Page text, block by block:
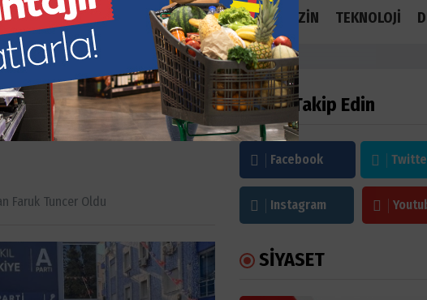
SANAT SAĞLIK SPOR SİYASET MAGAZİN TEKNOLOJİ
Turhan
Faruk Tuncer Oldu
Bizi Takip Edin
Facebook
Instagram
SİYASET